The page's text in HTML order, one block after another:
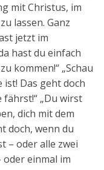
mit Christus, im
lassen. Ganz
jetzt im
hast du einfach
kommen!“ „Schau
ist! Das geht doch
„Du wirst
dich mit dem
doch, wenn du
– oder alle zwei
oder einmal im